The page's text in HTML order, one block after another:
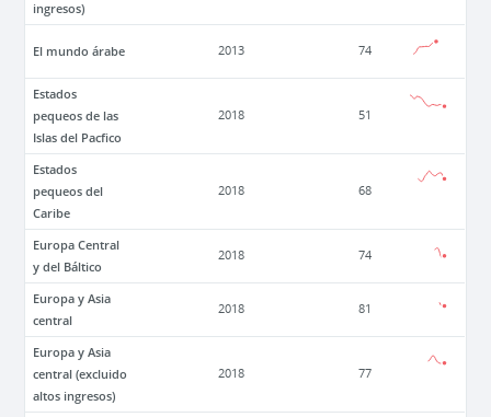
ingresos)
El mundo árabe 2013 74
Estados
pequeos de las
Islas del Pacfico
2018 51
Estados
pequeos del
Caribe
2018 68
Europa Central
y del Báltico
2018 74
Europa y Asia
central
2018 81
Europa y Asia
central (excluido
altos ingresos)
2018 77